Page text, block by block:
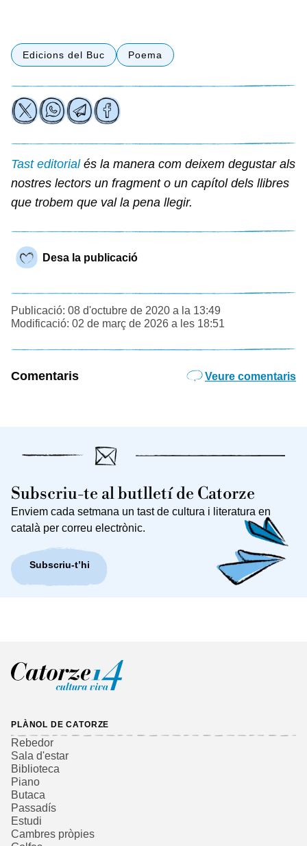
Edicions del Buc Poema
Tast editorialés la manera com deixem degustar als
nostres lectors un fragment o un capítol dels llibres
que trobem que val la pena llegir.
Desa la publicació
Publicació: 08 d'octubre de 2020 a la 13:49
Modificació: 02 de març de 2026 a les 18:51
Comentaris Veure comentaris
Subscriu-te al butlletí de Catorze
Enviem cada setmana un tast de cultura i literatura en
català per correu electrònic.
Subscriu-t’hi
PLÀNOL DE CATORZE
Rebedor
Sala d'estar
Biblioteca
Piano
Butaca
Passadís
Estudi
Cambres pròpies